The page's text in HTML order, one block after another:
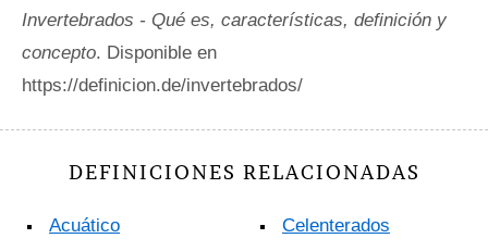
Invertebrados - Qué es, características, definición y
concepto. Disponible en
https://definicion.de/invertebrados/
DEFINICIONES RELACIONADAS
Acuático Celenterados